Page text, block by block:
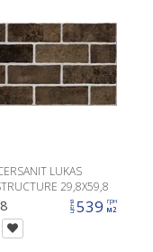
LUKAS
29,8X59,8
цена 539 грн
м2